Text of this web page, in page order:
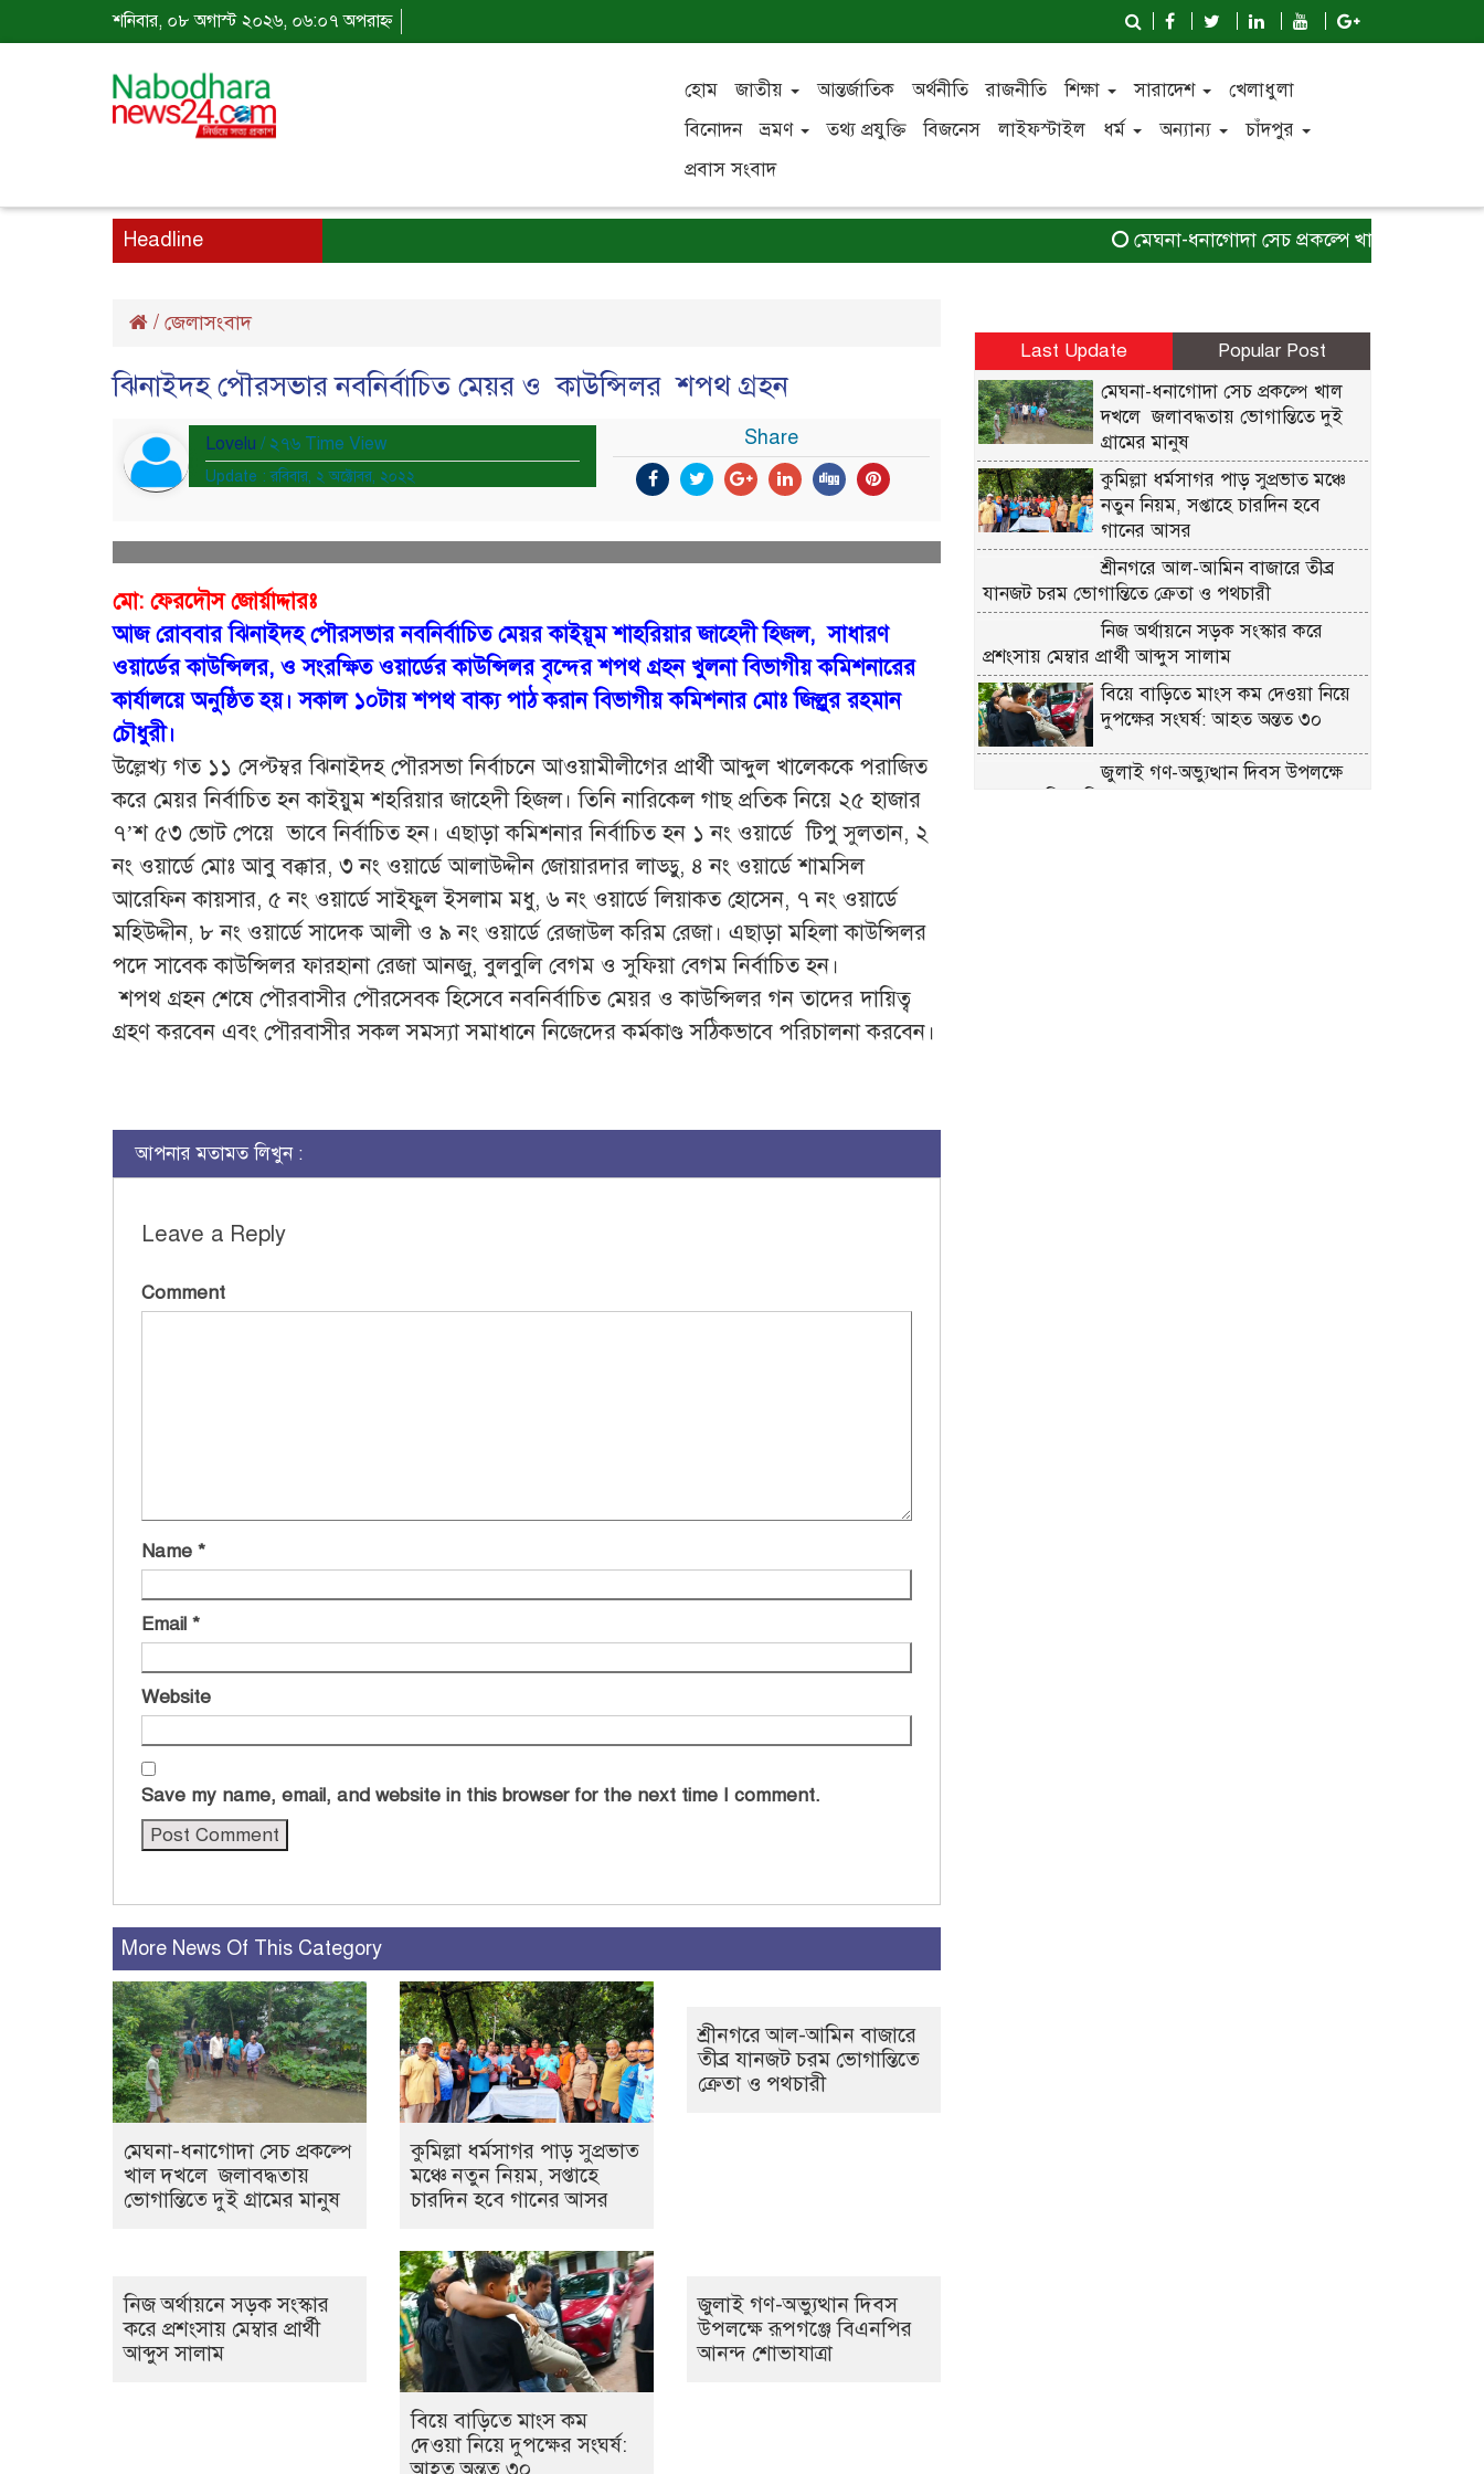
শনিবার, ০৮ অগাস্ট ২০২৬, ০৬:০৭ অপরাহ্ন
হোম জাতীয় আন্তর্জাতিক অর্থনীতি রাজনীতি শিক্ষা সারাদেশ
খেলাধুলা
বিনোদন
ভ্রমণ তথ্য প্রযুক্তি বিজনেস লাইফস্টাইল ধর্ম অন্যান্য
চাঁদপুর
প্রবাস সংবাদ
Headline মেঘনা-ধনাগোদা সেচ প্রকল্পে খাল দখলে
/ জেলাসংবাদ
ঝিনাইদহ পৌরসভার নবনির্বাচিত মেয়র ও কাউন্সিলর শপথ গ্রহন
Lovelu / ২৭৬ Time View
Update : রবিবার, ২ অক্টোবর, ২০২২
Share
মো: ফেরদৌস জোর্য়াদ্দারঃ
আজ রোববার ঝিনাইদহ পৌরসভার নবনির্বাচিত মেয়র কাইয়ূম শাহরিয়ার জাহেদী হিজল, সাধারণ
ওয়ার্ডের কাউন্সিলর, ও সংরক্ষিত ওয়ার্ডের কাউন্সিলর বৃন্দের শপথ গ্রহন খুলনা বিভাগীয় কমিশনারের
কার্যালয়ে অনুষ্ঠিত হয়। সকাল ১০টায় শপথ বাক্য পাঠ করান বিভাগীয় কমিশনার মোঃ জিল্লুর রহমান
চৌধুরী।
উল্লেখ্য গত ১১ সেপ্টম্বর ঝিনাইদহ পৌরসভা নির্বাচনে আওয়ামীলীগের প্রার্থী আব্দুল খালেককে পরাজিত
করে মেয়র নির্বাচিত হন কাইয়ুম শহরিয়ার জাহেদী হিজল। তিনি নারিকেল গাছ প্রতিক নিয়ে ২৫ হাজার
৭’শ ৫৩ ভোট পেয়ে ভাবে নির্বাচিত হন। এছাড়া কমিশনার নির্বাচিত হন ১ নং ওয়ার্ডে টিপু সুলতান, ২
নং ওয়ার্ডে মোঃ আবু বক্কার, ৩ নং ওয়ার্ডে আলাউদ্দীন জোয়ারদার লাড্ডু, ৪ নং ওয়ার্ডে শামসিল
আরেফিন কায়সার, ৫ নং ওয়ার্ডে সাইফুল ইসলাম মধু, ৬ নং ওয়ার্ডে লিয়াকত হোসেন, ৭ নং ওয়ার্ডে
মহিউদ্দীন, ৮ নং ওয়ার্ডে সাদেক আলী ও ৯ নং ওয়ার্ডে রেজাউল করিম রেজা। এছাড়া মহিলা কাউন্সিলর
পদে সাবেক কাউন্সিলর ফারহানা রেজা আনজু, বুলবুলি বেগম ও সুফিয়া বেগম নির্বাচিত হন।
শপথ গ্রহন শেষে পৌরবাসীর পৌরসেবক হিসেবে নবনির্বাচিত মেয়র ও কাউন্সিলর গন তাদের দায়িত্ব
গ্রহণ করবেন এবং পৌরবাসীর সকল সমস্যা সমাধানে নিজেদের কর্মকাণ্ড সঠিকভাবে পরিচালনা করবেন।
আপনার মতামত লিখুন :
Leave a Reply
Comment
Name *
Email *
Website
Save my name, email, and website in this browser for the next time I comment.
More News Of This Category
মেঘনা-ধনাগোদা সেচ প্রকল্পে
খাল দখলে জলাবদ্ধতায়
ভোগান্তিতে দুই গ্রামের মানুষ
কুমিল্লা ধর্মসাগর পাড় সুপ্রভাত
মঞ্চে নতুন নিয়ম, সপ্তাহে
চারদিন হবে গানের আসর
শ্রীনগরে আল-আমিন বাজারে
তীব্র যানজট চরম ভোগান্তিতে
ক্রেতা ও পথচারী
নিজ অর্থায়নে সড়ক সংস্কার
করে প্রশংসায় মেম্বার প্রার্থী
আব্দুস সালাম
বিয়ে বাড়িতে মাংস কম
দেওয়া নিয়ে দুপক্ষের সংঘর্ষ:
আহত অন্তত ৩০ ​
জুলাই গণ-অভ্যুত্থান দিবস
উপলক্ষে রূপগঞ্জে বিএনপির
আনন্দ শোভাযাত্রা
Last Update
Popular Post
মেঘনা-ধনাগোদা সেচ প্রকল্পে খাল
দখলে জলাবদ্ধতায় ভোগান্তিতে দুই
গ্রামের মানুষ
কুমিল্লা ধর্মসাগর পাড় সুপ্রভাত মঞ্চে
নতুন নিয়ম, সপ্তাহে চারদিন হবে
গানের আসর
শ্রীনগরে আল-আমিন বাজারে তীব্র
যানজট চরম ভোগান্তিতে ক্রেতা ও পথচারী
নিজ অর্থায়নে সড়ক সংস্কার করে
প্রশংসায় মেম্বার প্রার্থী আব্দুস সালাম
বিয়ে বাড়িতে মাংস কম দেওয়া নিয়ে
দুপক্ষের সংঘর্ষ: আহত অন্তত ৩০ ​
জুলাই গণ-অভ্যুত্থান দিবস উপলক্ষে